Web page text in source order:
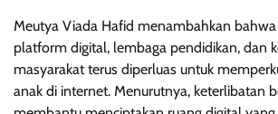
Meutya Viada Hafid menambahkan
platform digital, lembaga pendidikan, dan
masyarakat terus diperluas untuk
anak di internet. Menurutnya, keterlibatan